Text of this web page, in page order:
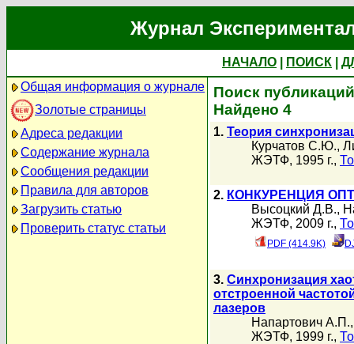
Журнал
НАЧАЛО ПОИСК
Общая информация о журнале
Золотые страницы
Адреса редакции
Содержание журнала
Сообщения редакции
Правила для авторов
Загрузить статью
Проверить статус статьи
Поиск
Найдено 4
1. Теория
Курчатов С.Ю.,
ЖЭТФ, 1995 г.,
2. КОНКУРЕНЦИЯ
Высоцкий Д.В.,
ЖЭТФ, 2009 г.,
PDF (414.9K)
3. Синхронизация
отстроенной
лазеров
Напартович А.П.
ЖЭТФ, 1999 г.,